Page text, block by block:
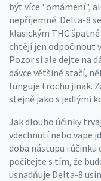
být více "omámení",
nepříjemně. Delta-8
klasickým THC
chtějí jen odpočinout
Pozor si ale dejte na
dávce většině stačí,
funguje trochu jinak.
stejně jako s jedlými
Jak dlouho účinky
vdechnutí nebo vape
doba nástupu i účinku
počítejte s tím, že
usnadňuje Delta-8